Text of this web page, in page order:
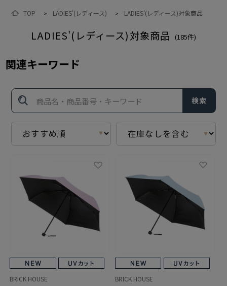
TOP > LADIES'(レディース) > LADIES'(レディース)対象商品
LADIES'(レディース)対象商品 (185件)
関連キーワード
検索
BRICK HOUSE BRICK HOUSE